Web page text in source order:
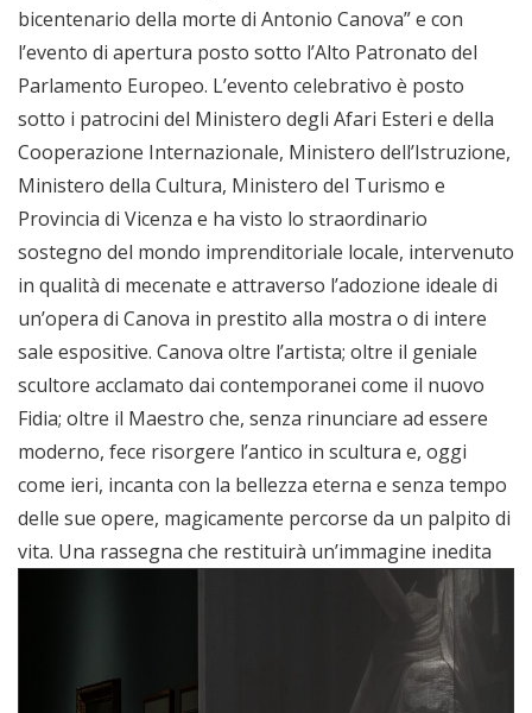
bicentenario della morte di Antonio Canova” e con
l’evento di apertura posto sotto l’Alto Patronato del
Parlamento Europeo. L’evento celebrativo è posto
sotto i patrocini del Ministero degli Afari Esteri e della
Cooperazione Internazionale, Ministero dell’Istruzione,
Ministero della Cultura, Ministero del Turismo e
Provincia di Vicenza e ha visto lo straordinario
sostegno del mondo imprenditoriale locale, intervenuto
in qualità di mecenate e attraverso l’adozione ideale di
un’opera di Canova in prestito alla mostra o di intere
sale espositive. Canova oltre l’artista; oltre il geniale
scultore acclamato dai contemporanei come il nuovo
Fidia; oltre il Maestro che, senza rinunciare ad essere
moderno, fece risorgere l’antico in scultura e, oggi
come ieri, incanta con la bellezza eterna e senza tempo
delle sue opere, magicamente percorse da un palpito di
vita. Una rassegna che restituirà un’immagine inedita